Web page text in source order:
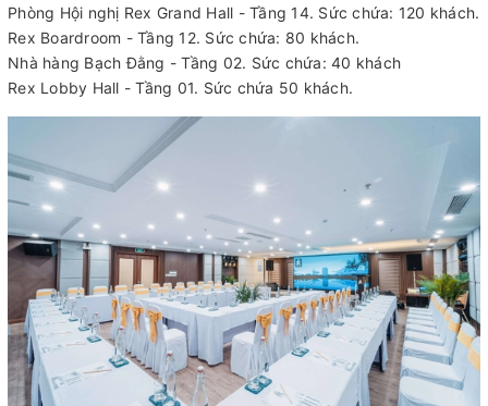
Phòng Hội nghị Rex Grand Hall - Tầng 14. Sức chứa: 120 khách.
Rex Boardroom - Tầng 12. Sức chứa: 80 khách.
Nhà hàng Bạch Đằng - Tầng 02. Sức chứa: 40 khách
Rex Lobby Hall - Tầng 01. Sức chứa 50 khách.